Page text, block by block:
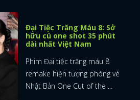
Đại Tiệc Trăng Máu 8: Sở
hữu cú one shot 35 phút
dài nhất Việt Nam
Phim Đại tiệc trăng máu 8
remake hiện tượng phòng vé
Nhật Bản One Cut of the ...